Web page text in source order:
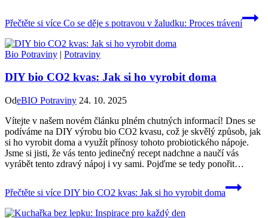
Přečtěte si více Co se děje s potravou v žaludku: Proces trávení
Bio Potraviny | Potraviny
DIY bio CO2 kvas: Jak si ho vyrobit doma
OdeBIO Potraviny 24. 10. 2025
Vítejte v našem novém článku plném⁣ chutných informací! Dnes⁤ se ​
podíváme⁣ na DIY výrobu bio⁣ CO2 kvasu, což​ je​ skvělý​ způsob, ⁤jak
si ho vyrobit doma a využít přínosy tohoto probiotického nápoje.
⁢Jsme si jisti, že vás ‌tento jedinečný recept nadchne a naučí vás
vyrábět tento zdravý nápoj i vy⁤ sami. Pojďme se tedy ponořit⁢…
Přečtěte si více DIY bio CO2 kvas: Jak si ho vyrobit doma